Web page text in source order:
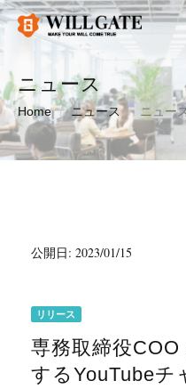
ニュース
Home ニュース ニュー
公開日: 2023/01/15
リリース
専務取締役
するYouTubeチ